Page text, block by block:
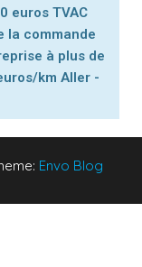
euros TVAC
la commande
à plus de
km Aller -
Envo Blog